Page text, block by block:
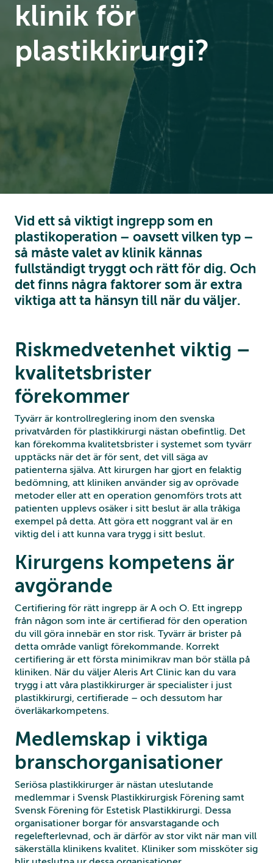
klinik för
plastikkirurgi?
Vid ett så viktigt ingrepp som en
plastikoperation – oavsett vilken typ –
så måste valet av klinik kännas
fullständigt tryggt och rätt för dig. Och
det finns några faktorer som är extra
viktiga att ta hänsyn till när du väljer.
Riskmedvetenhet viktig –
kvalitetsbrister
förekommer
Tyvärr är kontrollreglering inom den svenska
privatvården för plastikkirurgi nästan obefintlig. Det
kan förekomma kvalitetsbrister i systemet som tyvärr
upptäcks när det är för sent, det vill säga av
patienterna själva. Att kirurgen har gjort en felaktig
bedömning, att kliniken använder sig av oprövade
metoder eller att en operation genomförs trots att
patienten upplevs osäker i sitt beslut är alla tråkiga
exempel på detta. Att göra ett noggrant val är en
viktig del i att kunna vara trygg i sitt beslut.
Kirurgens kompetens är
avgörande
Certifiering för rätt ingrepp är A och O. Ett ingrepp
från någon som inte är certifierad för den operation
du vill göra innebär en stor risk. Tyvärr är brister på
detta område vanligt förekommande. Korrekt
certifiering är ett första minimikrav man bör ställa på
kliniken. När du väljer Aleris Art Clinic kan du vara
trygg i att våra plastikkirurger är specialister i just
plastikkirurgi, certifierade – och dessutom har
överläkarkompetens.
Medlemskap i viktiga
branschorganisationer
Seriösa plastikkirurger är nästan uteslutande
medlemmar i Svensk Plastikkirurgisk Förening samt
Svensk Förening för Estetisk Plastikkirurgi. Dessa
organisationer borgar för ansvarstagande och
regelefterlevnad, och är därför av stor vikt när man vill
säkerställa klinikens kvalitet. Kliniker som missköter sig